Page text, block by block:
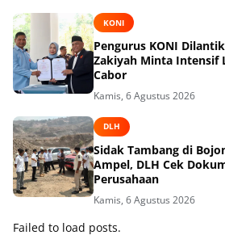
KONI
Pengurus KONI
Zakiyah Minta Intensif
Cabor
Kamis, 6 Agustus 2026
DLH
Sidak Tambang di
Ampel, DLH Cek
Perusahaan
Kamis, 6 Agustus 2026
Failed to load posts.